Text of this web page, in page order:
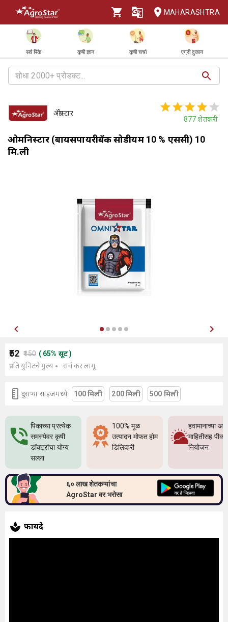
MAHARASHTRA
सर्व पिके कृषी ज्ञान कृषी चर्चा एग्री दुकान
ॲग्रोस्टार
877 शेतकरी
ओमनिस्टार (बायसपायरीबॅक सोडीयम 10 % एससी) 10
मि.ली
₹52 ₹150 ( 65% सूट)
प्रति युनिटचे मुल्य
सर्व कर लागू
दुसर्‍या साइजमध्ये: 100 मिली 200 मिली 500 मिली
पिकाच्या प्रत्येक
समस्येवर कृषी
डॉक्टरांचा योग्य
सल्ला
100% मूळ
उत्पादन मोफत होम
डिलिव्हरी
हवामानाच्या
माहितीसह पीक
नियोजन
६० लाख शेतकऱ्यांचा
AgroStar वर भरोसा
फायदे